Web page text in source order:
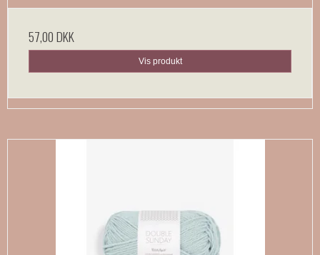
57,00 DKK
Vis produkt